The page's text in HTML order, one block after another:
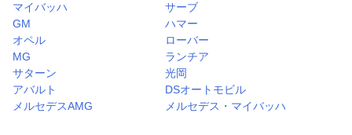
マイバッハ
サーブ
GM
ハマー
オペル
ローバー
MG
ランチア
サターン
光岡
アバルト
DSオートモビル
メルセデスAMG
メルセデス・マイバッハ